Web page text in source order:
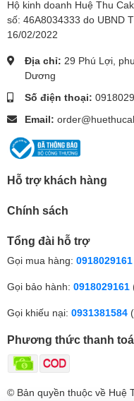
Hộ kinh doanh Huệ Thu
số: 46A8034333 do UBND
16/02/2022
Địa chỉ: 29 Phú Lợi,
Dương
Số điện thoại:
Email:
Hỗ trợ khách hàng
Chính sách
Tổng đài hỗ trợ
Gọi mua hàng: 0918029161
Gọi bảo hành: 0918029161
Gọi khiếu nại: 0931381584
Phương thức thanh
© Bản quyền thuộc về Huệ